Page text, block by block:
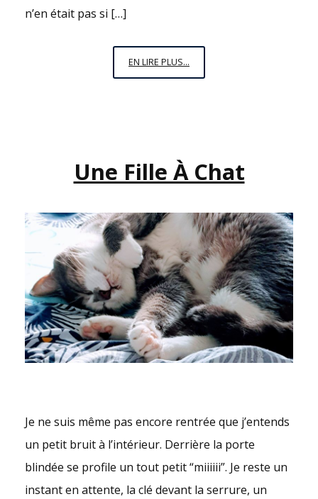
n’en était pas si […]
EN LIRE PLUS...
Une Fille À Chat
Je ne suis même pas encore rentrée que j’entends
un petit bruit à l’intérieur. Derrière la porte
blindée se profile un tout petit “miiiiii”. Je reste un
instant en attente, la clé devant la serrure, un